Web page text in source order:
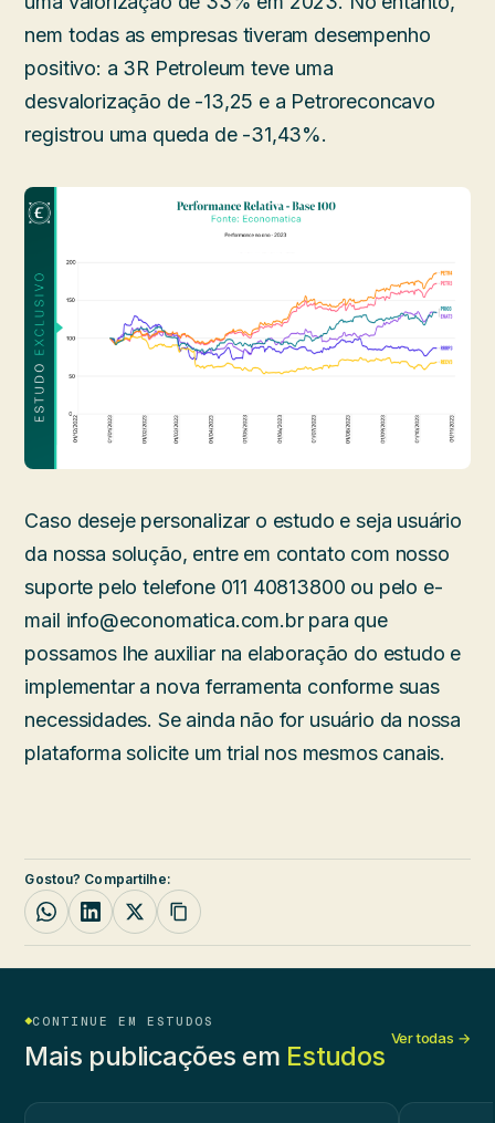
nem todas as empresas tiveram desempenho
positivo: a 3R Petroleum teve uma
desvalorização de -13,25 e a Petroreconcavo
registrou uma queda de -31,43%.
Caso deseje personalizar o estudo e seja usuário
da nossa solução, entre em contato com nosso
suporte pelo telefone 011 40813800 ou pelo e-
mail info@economatica.com.br para que
possamos lhe auxiliar na elaboração do estudo e
implementar a nova ferramenta conforme suas
necessidades. Se ainda não for usuário da nossa
plataforma solicite um trial nos mesmos canais.
Gostou? Compartilhe:
CONTINUE EM ESTUDOS
Mais publicações em Estudos
Ver todas →